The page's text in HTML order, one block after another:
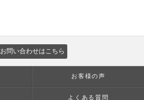
お問い合わせはこちら
お客様の声
よくある質問